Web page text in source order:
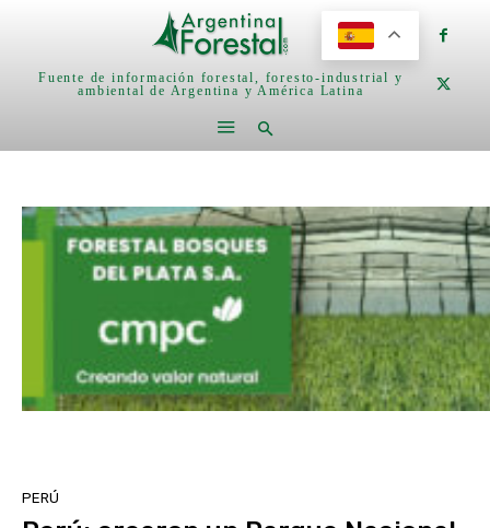
Fuente de información forestal, foresto-industrial y
ambiental de Argentina y América Latina
PERÚ